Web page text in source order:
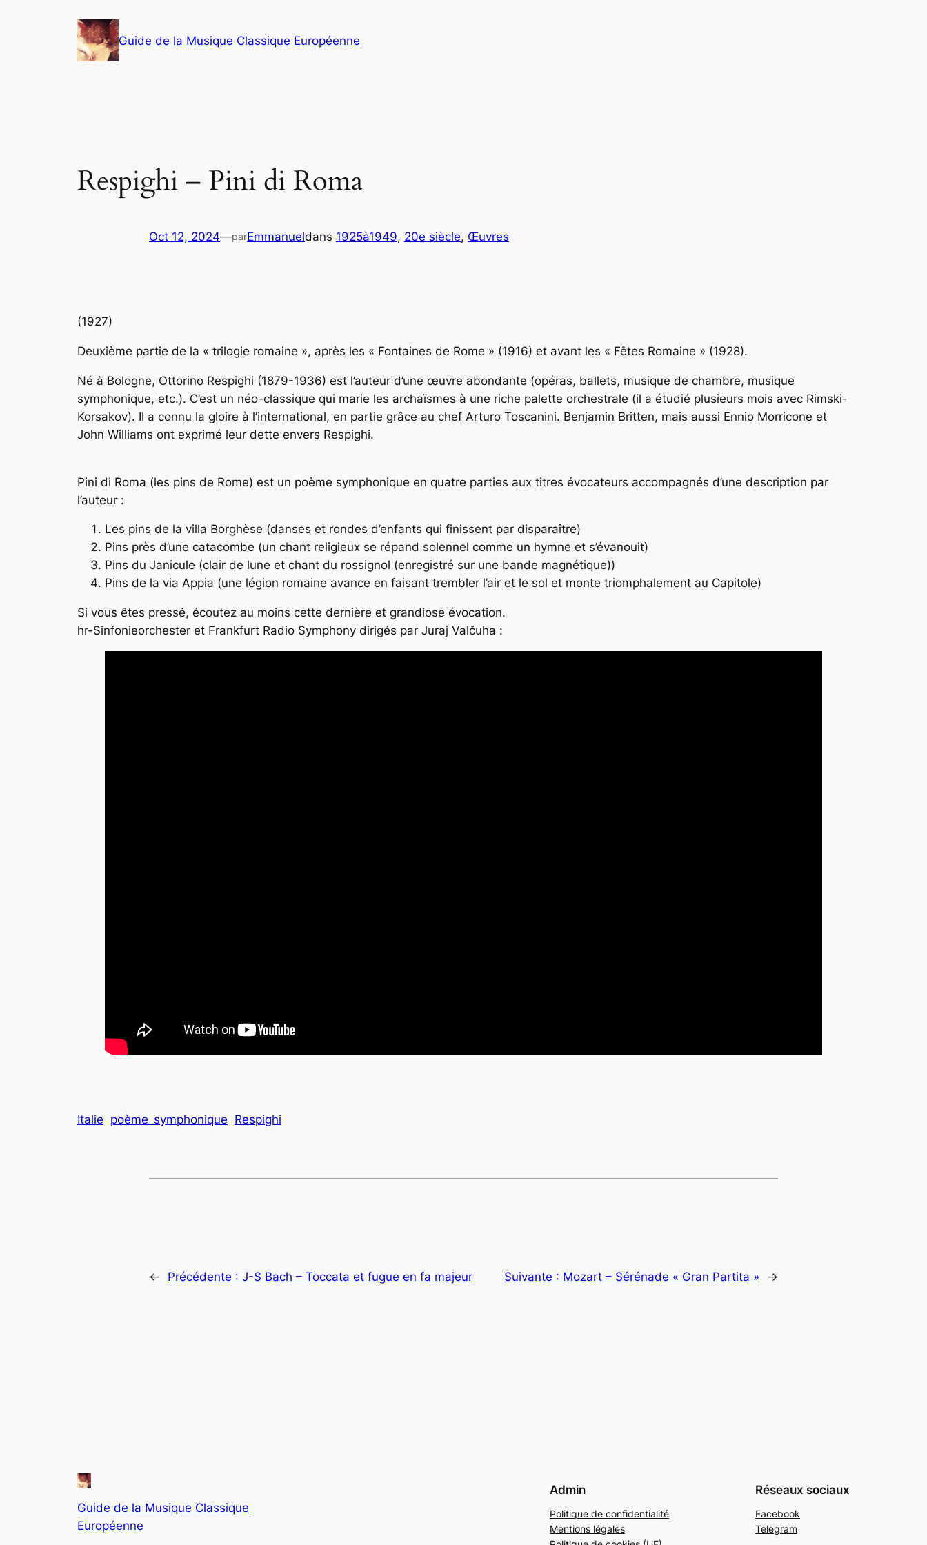
Guide de la Musique Classique Européenne
Respighi – Pini di Roma
Oct 12, 2024—parEmmanueldans 1925à1949, 20e siècle, Œuvres
(1927)
Deuxième partie de la « trilogie romaine », après les « Fontaines de Rome » (1916) et avant les « Fêtes Romaine » (1928).
Né à Bologne, Ottorino Respighi (1879-1936) est l’auteur d’une œuvre abondante (opéras, ballets, musique de chambre, musique
symphonique, etc.). C’est un néo-classique qui marie les archaïsmes à une riche palette orchestrale (il a étudié plusieurs mois avec Rimski-
Korsakov). Il a connu la gloire à l’international, en partie grâce au chef Arturo Toscanini. Benjamin Britten, mais aussi Ennio Morricone et
John Williams ont exprimé leur dette envers Respighi.
Pini di Roma (les pins de Rome) est un poème symphonique en quatre parties aux titres évocateurs accompagnés d’une description par
l’auteur :
Les pins de la villa Borghèse (danses et rondes d’enfants qui finissent par disparaître)
Pins près d’une catacombe (un chant religieux se répand solennel comme un hymne et s’évanouit)
Pins du Janicule (clair de lune et chant du rossignol (enregistré sur une bande magnétique))
Pins de la via Appia (une légion romaine avance en faisant trembler l’air et le sol et monte triomphalement au Capitole)
Si vous êtes pressé, écoutez au moins cette dernière et grandiose évocation.
hr-Sinfonieorchester et Frankfurt Radio Symphony dirigés par Juraj Valčuha :
Italie poème_symphonique Respighi
← Précédente : J-S Bach – Toccata et fugue en fa majeur Suivante : Mozart – Sérénade « Gran Partita » →
Guide de la Musique Classique
Européenne
Admin
Politique de confidentialité
Mentions légales
Réseaux sociaux
Facebook
Telegram